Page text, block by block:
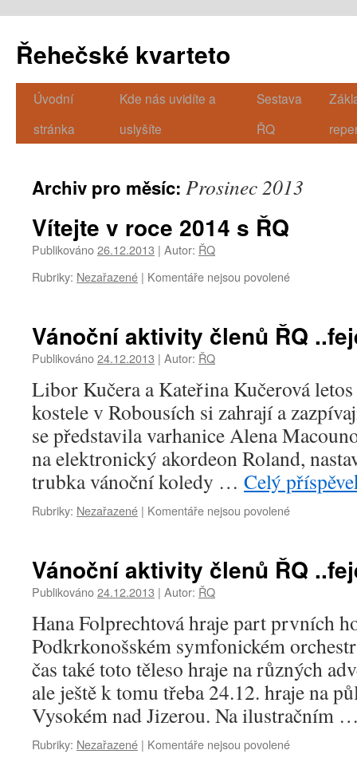
Řehečské kvarteto
Přejít
webu
Úvodní
stránka
Kde nás uvidíte a
uslyšíte
Sestava
ŘQ
Archiv pro měsíc: Prosinec 2013
Vítejte v roce 2014 s ŘQ
Publikováno26.12.2013 | Autor: ŘQ
Rubriky: Nezařazené | Komentáře nejsou povolené
názvem
Vítejte
2014
ŘQ
Vánoční aktivity členů ŘQ
Publikováno24.12.2013 | Autor: ŘQ
Libor Kučera a Kateřina Kučerová
kostele v Robousích si zahrají a
se představila varhanice Alena
na elektronický akordeon Roland,
trubka vánoční koledy … Celý
Rubriky: Nezařazené | Komentáře nejsou povolené
názvem
Vánoční
ŘQ
..fejeton..
III.
Vánoční aktivity členů ŘQ
Publikováno24.12.2013 | Autor: ŘQ
Hana Folprechtová hraje part prvních
Podkrkonošském symfonickém
čas také toto těleso hraje na různých
ale ještě k tomu třeba 24.12. hraje na
Vysokém nad Jizerou. Na ilustračním
Rubriky: Nezařazené | Komentáře nejsou povolené